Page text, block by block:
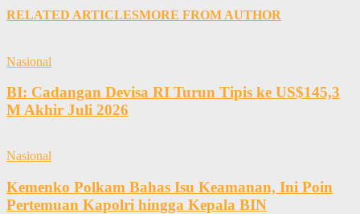
RELATED ARTICLESMORE FROM AUTHOR
Nasional
BI: Cadangan Devisa RI Turun Tipis ke US$145,3
M Akhir Juli 2026
Nasional
Kemenko Polkam Bahas Isu Keamanan, Ini Poin
Pertemuan Kapolri hingga Kepala BIN